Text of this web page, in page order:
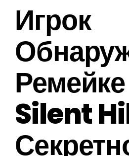
Игрок
Ремейке
Silent